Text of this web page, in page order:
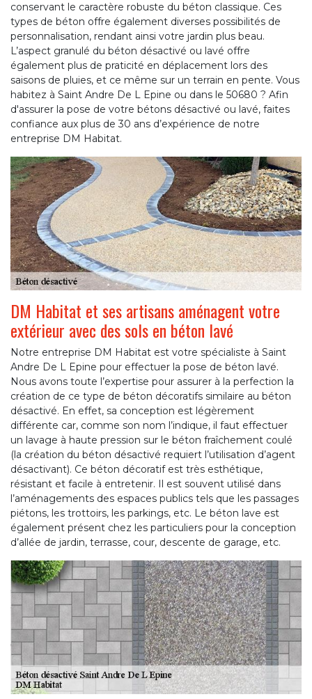
conservant le caractère robuste du béton classique. Ces
types de béton offre également diverses possibilités de
personnalisation, rendant ainsi votre jardin plus beau.
L’aspect granulé du béton désactivé ou lavé offre
également plus de praticité en déplacement lors des
saisons de pluies, et ce même sur un terrain en pente. Vous
habitez à Saint Andre De L Epine ou dans le 50680 ? Afin
d'assurer la pose de votre bétons désactivé ou lavé, faites
confiance aux plus de 30 ans d’expérience de notre
entreprise DM Habitat.
DM Habitat et ses artisans aménagent votre
extérieur avec des sols en béton lavé
Notre entreprise DM Habitat est votre spécialiste à Saint
Andre De L Epine pour effectuer la pose de béton lavé.
Nous avons toute l’expertise pour assurer à la perfection la
création de ce type de béton décoratifs similaire au béton
désactivé. En effet, sa conception est légèrement
différente car, comme son nom l’indique, il faut effectuer
un lavage à haute pression sur le béton fraîchement coulé
(la création du béton désactivé requiert l’utilisation d’agent
désactivant). Ce béton décoratif est très esthétique,
résistant et facile à entretenir. Il est souvent utilisé dans
l’aménagements des espaces publics tels que les passages
piétons, les trottoirs, les parkings, etc. Le béton lave est
également présent chez les particuliers pour la conception
d’allée de jardin, terrasse, cour, descente de garage, etc.